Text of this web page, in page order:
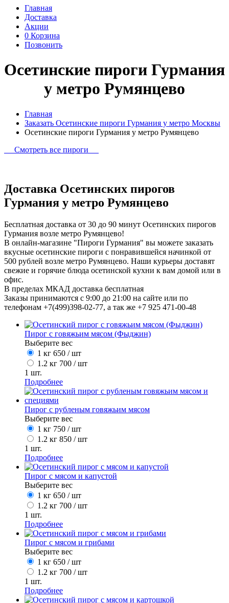
Главная
Доставка
Акции
0 Корзина
Позвонить
Осетинские пироги Гурмания
у метро Румянцево
Главная
Заказать Осетинские пироги Гурмания у метро Москвы
Осетинские пироги Гурмания у метро Румянцево
Смотреть все пироги
Доставка Осетинских пирогов
Гурмания у метро Румянцево
Бесплатная доставка от 30 до 90 минут Осетинских пирогов
Гурмания возле метро Румянцево!
В онлайн-магазине "Пироги Гурмания" вы можете заказать
вкусные осетинские пироги с понравившейся начинкой от
500 рублей возле метро Румянцево. Наши курьеры доставят
свежие и горячие блюда осетинской кухни к вам домой или в
офис.
В пределах МКАД доставка бесплатная
Заказы принимаются с 9:00 до 21:00 на сайте или по
телефонам +7(499)398-02-77, а так же +7 925 471-00-48
Пирог с говяжьим мясом (Фыджин)
Выберите вес
1 кг 650 / шт
1.2 кг 700 / шт
1 шт.
Подробнее
Пирог с рубленым говяжьим мясом
Выберите вес
1 кг 750 / шт
1.2 кг 850 / шт
1 шт.
Подробнее
Пирог с мясом и капустой
Выберите вес
1 кг 650 / шт
1.2 кг 700 / шт
1 шт.
Подробнее
Пирог с мясом и грибами
Выберите вес
1 кг 650 / шт
1.2 кг 700 / шт
1 шт.
Подробнее